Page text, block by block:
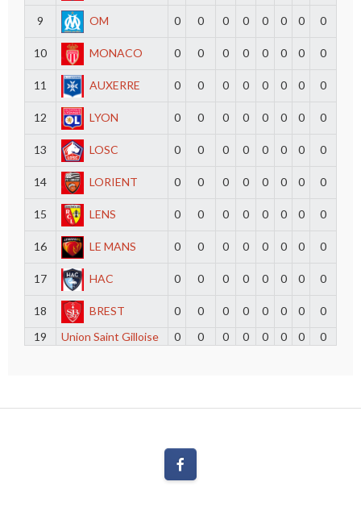
9 OM 0 0 0 0 0 0 0 0
10 MONACO 0 0 0 0 0 0 0 0
11 AUXERRE 0 0 0 0 0 0 0 0
12 LYON 0 0 0 0 0 0 0 0
13 LOSC 0 0 0 0 0 0 0 0
14 LORIENT 0 0 0 0 0 0 0 0
15 LENS 0 0 0 0 0 0 0 0
16 LE MANS 0 0 0 0 0 0 0 0
17 HAC 0 0 0 0 0 0 0 0
18 BREST 0 0 0 0 0 0 0
0
19
Union Saint Gilloise 0 0 0 0 0 0 0 0